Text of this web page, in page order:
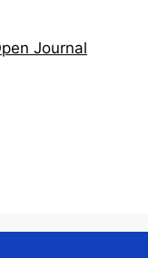
Journal